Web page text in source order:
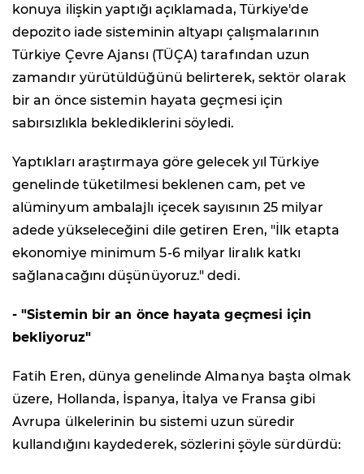
konuya ilişkin yaptığı açıklamada, Türkiye'de
depozito iade sisteminin altyapı çalışmalarının
Türkiye Çevre Ajansı (TÜÇA) tarafından uzun
zamandır yürütüldüğünü belirterek, sektör olarak
bir an önce sistemin hayata geçmesi için
sabırsızlıkla beklediklerini söyledi.
Yaptıkları araştırmaya göre gelecek yıl Türkiye
genelinde tüketilmesi beklenen cam, pet ve
alüminyum ambalajlı içecek sayısının 25 milyar
adede yükseleceğini dile getiren Eren, "İlk etapta
ekonomiye minimum 5-6 milyar liralık katkı
sağlanacağını düşünüyoruz." dedi.
- "Sistemin bir an önce hayata geçmesi için
bekliyoruz"
Fatih Eren, dünya genelinde Almanya başta olmak
üzere, Hollanda, İspanya, İtalya ve Fransa gibi
Avrupa ülkelerinin bu sistemi uzun süredir
kullandığını kaydederek, sözlerini şöyle sürdürdü: